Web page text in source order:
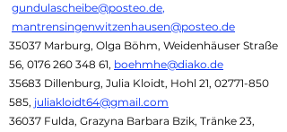
gundulascheibe@posteo.de,
mantrensingenwitzenhausen@posteo.de
35037 Marburg, Olga Böhm, Weidenhäuser Straße
56, 0176 260 348 61, boehmhe@diako.de
35683 Dillenburg, Julia Kloidt, Hohl 21, 02771-850
585, juliakloidt64@gmail.com
36037 Fulda, Grazyna Barbara Bzik, Tränke 23,